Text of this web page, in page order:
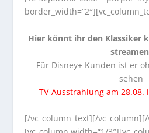
Hier könnt ihr den Klassiker
Für Disney+ Kunden ist er
sehen
TV-Ausstrahlung am 28.08.
[/vc_column_text][/